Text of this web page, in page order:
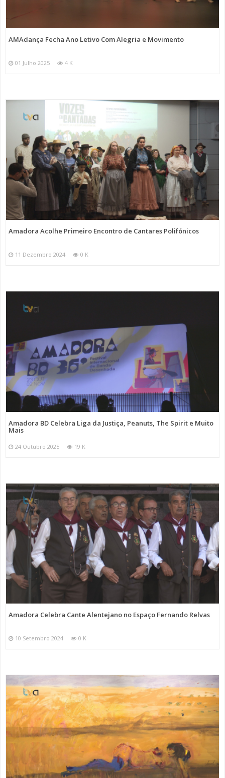
AMAdança Fecha Ano Letivo Com Alegria e Movimento
01 Julho 2025 4 K
Amadora Acolhe Primeiro Encontro de Cantares Polifónicos
11 Dezembro 2024 0 K
Amadora BD Celebra Liga da Justiça, Peanuts, The Spirit e Muito
Mais
24 Outubro 2025 19 K
Amadora Celebra Cante Alentejano no Espaço Fernando Relvas
10 Setembro 2024 0 K